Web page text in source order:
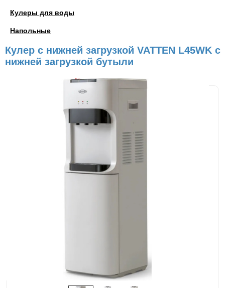
Кулеры для воды
Напольные
Кулер с нижней загрузкой VATTEN L45WK с
нижней загрузкой бутыли